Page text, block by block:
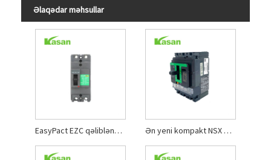
Əlaqədar məhsullar
EasyPact EZC qəliblənmiş qutu dövrə açarları MCCB Ən yeni kompakt NSX qəliblənmiş qutu dövrə açarı NSX250F MCCB